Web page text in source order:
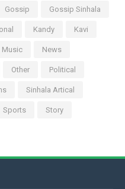
Gossip Gossip Sinhala
Kandy Kavi
Music News
Other Political
Sinhala Artical
Sports Story